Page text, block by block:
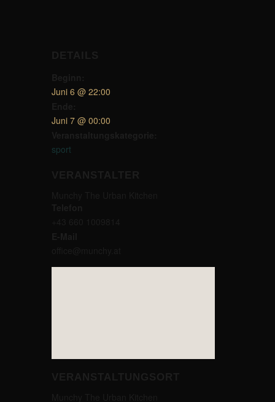
Juni 6 @ 22:00
Juni 7 @ 00:00
sport